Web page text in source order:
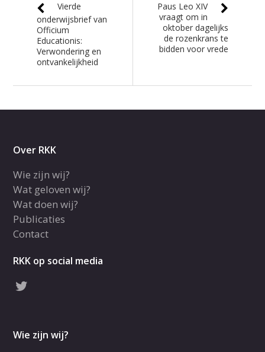
Vierde
onderwijsbrief van
Officium
Educationis:
Verwondering en
ontvankelijkheid
Paus Leo XIV
vraagt om in
oktober dagelijks
de rozenkrans te
bidden voor vrede
Over RKK
Wie zijn wij?
Wat geloven wij?
Wat doen wij?
Publicaties
Contact
RKK op social media
Wie zijn wij?